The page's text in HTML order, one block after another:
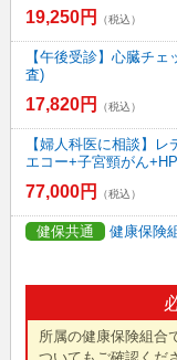
19,250円 （税込）
【午後受診】心臓チ
査)
17,820円 （税込）
【婦人科医に相談】
エコー+子宮頸がん
77,000円 （税込）
健保共通 健康保険
所属の健康保険組合